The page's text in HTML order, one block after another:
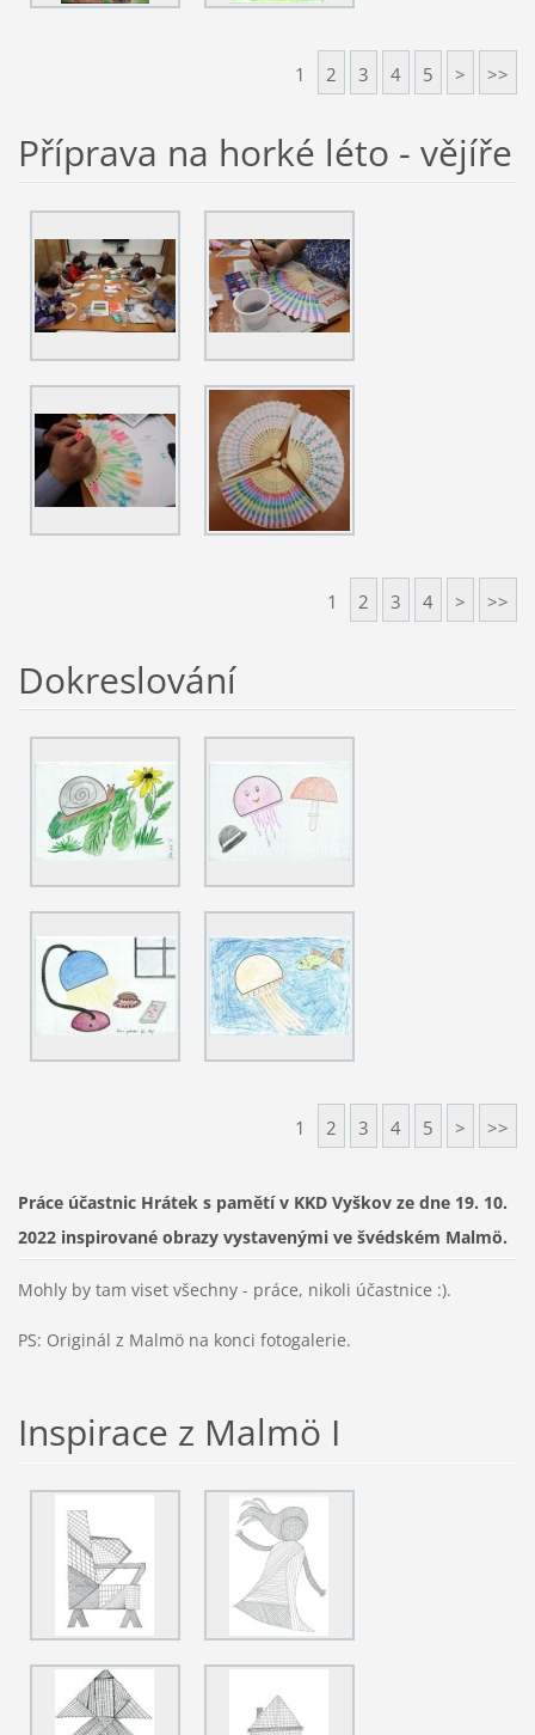
1 2 3 4 5 > >>
Příprava na horké léto - vějíře
1 2 3 4 > >>
Dokreslování
1 2 3 4 5 > >>
Práce účastnic Hrátek s pamětí v KKD Vyškov ze dne 19. 10.
2022 inspirované obrazy vystavenými ve švédském Malmö.
Mohly by tam viset všechny - práce, nikoli účastnice :).
PS: Originál z Malmö na konci fotogalerie.
Inspirace z Malmö I